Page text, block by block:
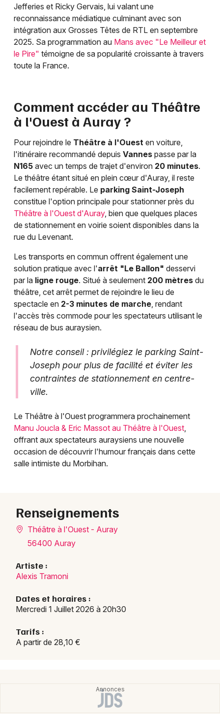
Jefferies et Ricky Gervais, lui valant une
reconnaissance médiatique culminant avec son
intégration aux Grosses Têtes de RTL en septembre
2025. Sa programmation au Mans avec "Le Meilleur et
le Pire" témoigne de sa popularité croissante à travers
toute la France.
Comment accéder au Théâtre
à l'Ouest à Auray ?
Pour rejoindre le Théâtre à l'Ouest en voiture,
l'itinéraire recommandé depuis Vannes passe par la
N165 avec un temps de trajet d'environ 20 minutes.
Le théâtre étant situé en plein cœur d'Auray, il reste
facilement repérable. Le parking Saint-Joseph
constitue l'option principale pour stationner près du
Théâtre à l'Ouest d'Auray, bien que quelques places
de stationnement en voirie soient disponibles dans la
rue du Levenant.
Les transports en commun offrent également une
solution pratique avec l'arrêt "Le Ballon" desservi
par la ligne rouge. Situé à seulement 200 mètres du
théâtre, cet arrêt permet de rejoindre le lieu de
spectacle en 2-3 minutes de marche, rendant
l'accès très commode pour les spectateurs utilisant le
réseau de bus auraysien.
Notre conseil : privilégiez le parking Saint-
Joseph pour plus de facilité et éviter les
contraintes de stationnement en centre-
ville.
Le Théâtre à l'Ouest programmera prochainement
Manu Joucla & Eric Massot au Théâtre à l'Ouest,
offrant aux spectateurs auraysiens une nouvelle
occasion de découvrir l'humour français dans cette
salle intimiste du Morbihan.
Renseignements
Théâtre à l'Ouest - Auray
56400 Auray
Artiste :
Alexis Tramoni
Dates et horaires :
Mercredi 1 Juillet 2026 à 20h30
Tarifs :
A partir de 28,10 €